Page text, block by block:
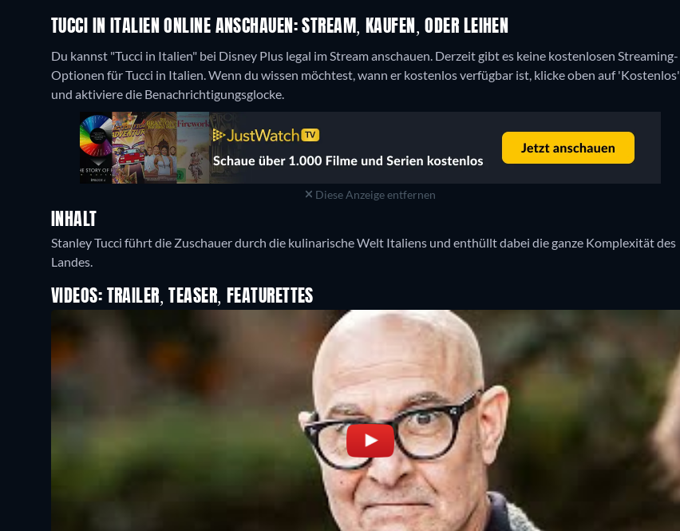
TUCCI IN ITALIEN ONLINE ANSCHAUEN: STREAM, KAUFEN, ODER LEIHEN
Du kannst "Tucci in Italien" bei Disney Plus legal im Stream anschauen. Derzeit gibt es keine kostenlosen Streaming-
Optionen für Tucci in Italien. Wenn du wissen möchtest, wann er kostenlos verfügbar ist, klicke oben auf 'Kostenlos'
und aktiviere die Benachrichtigungsglocke.
Diese Anzeige entfernen
INHALT
Stanley Tucci führt die Zuschauer durch die kulinarische Welt Italiens und enthüllt dabei die ganze Komplexität des
VIDEOS: TRAILER, TEASER, FEATURETTES